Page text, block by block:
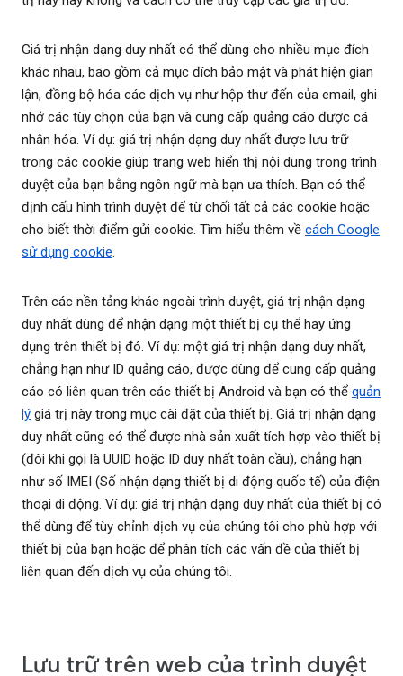
Giá trị nhận dạng duy nhất có thể dùng cho nhiều mục đích
khác nhau, bao gồm cả mục đích bảo mật và phát hiện gian
lận, đồng bộ hóa các dịch vụ như hộp thư đến của email, ghi
nhớ các tùy chọn của bạn và cung cấp quảng cáo được cá
nhân hóa. Ví dụ: giá trị nhận dạng duy nhất được lưu trữ
trong các cookie giúp trang web hiển thị nội dung trong trình
duyệt của bạn bằng ngôn ngữ mà bạn ưa thích. Bạn có thể
định cấu hình trình duyệt để từ chối tất cả các cookie hoặc
cho biết thời điểm gửi cookie. Tìm hiểu thêm về cách Google
sử dụng cookie.
Trên các nền tảng khác ngoài trình duyệt, giá trị nhận dạng
duy nhất dùng để nhận dạng một thiết bị cụ thể hay ứng
dụng trên thiết bị đó. Ví dụ: một giá trị nhận dạng duy nhất,
chẳng hạn như ID quảng cáo, được dùng để cung cấp quảng
cáo có liên quan trên các thiết bị Android và bạn có thể quản
lý giá trị này trong mục cài đặt của thiết bị. Giá trị nhận dạng
duy nhất cũng có thể được nhà sản xuất tích hợp vào thiết bị
(đôi khi gọi là UUID hoặc ID duy nhất toàn cầu), chẳng hạn
như số IMEI (Số nhận dạng thiết bị di động quốc tế) của điện
thoại di động. Ví dụ: giá trị nhận dạng duy nhất của thiết bị có
thể dùng để tùy chỉnh dịch vụ của chúng tôi cho phù hợp với
thiết bị của bạn hoặc để phân tích các vấn đề của thiết bị
liên quan đến dịch vụ của chúng tôi.
Lưu trữ trên web của trình duyệt